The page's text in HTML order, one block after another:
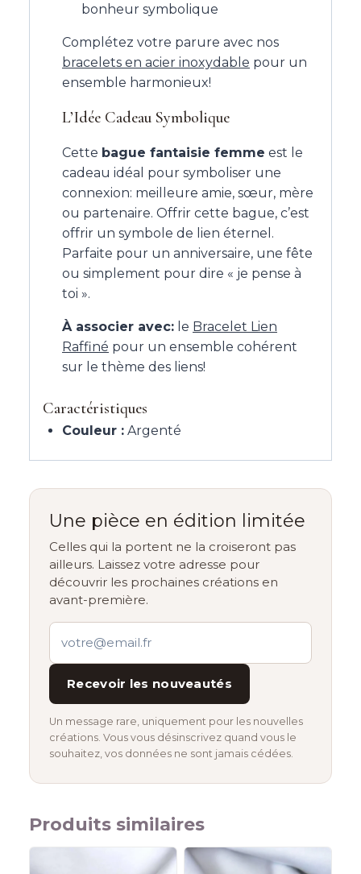
bonheur symbolique
Complétez votre parure avec nos
bracelets en acier inoxydable pour un
ensemble harmonieux!
L’Idée Cadeau Symbolique
Cette bague fantaisie femme est le
cadeau idéal pour symboliser une
connexion: meilleure amie, sœur, mère
ou partenaire. Offrir cette bague, c’est
offrir un symbole de lien éternel.
Parfaite pour un anniversaire, une fête
ou simplement pour dire « je pense à
toi ».
À associer avec: le Bracelet Lien
Raffiné pour un ensemble cohérent
sur le thème des liens!
Caractéristiques
Couleur : Argenté
Une pièce en édition limitée
Celles qui la portent ne la croiseront pas
ailleurs. Laissez votre adresse pour
découvrir les prochaines créations en
avant-première.
Recevoir les nouveautés
Un message rare, uniquement pour les nouvelles
créations. Vous vous désinscrivez quand vous le
souhaitez, vos données ne sont jamais cédées.
Produits similaires